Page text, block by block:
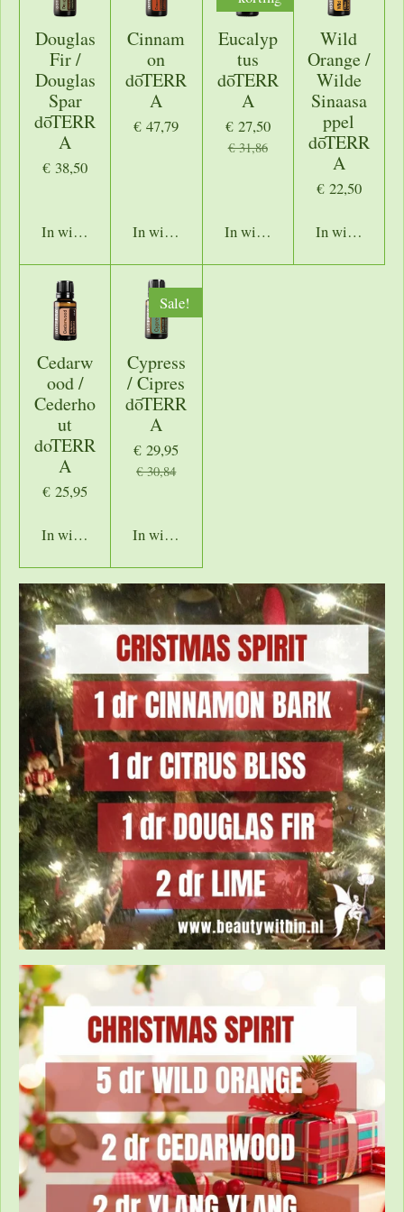
Douglas
Fir /
Douglas
Spar
dōTERR
A
€ 38,50
In winkelwagen
Cinnam
on
dōTERR
A
€ 47,79
In winkelwagen
Eucalyp
tus
dōTERR
A
€ 27,50
€ 31,86
In winkelwagen
Wild
Orange /
Wilde
Sinaasa
ppel
dōTERR
A
€ 22,50
In
Cedarw
ood /
Cederho
ut
doTERR
A
€ 25,95
In winkelwagen
Sale!
Cypress
/ Cipres
dōTERR
A
€ 29,95
€ 30,84
In winkelwagen